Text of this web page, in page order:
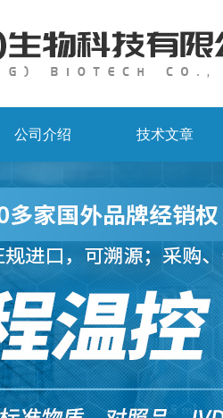
公司介绍 技术文章